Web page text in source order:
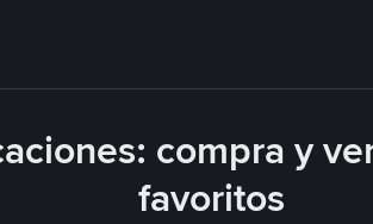
compra y
favoritos